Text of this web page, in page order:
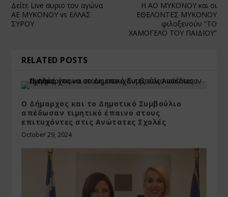
Δείτε Live αυριο τον αγώνα
ΑΕ ΜΥΚΟΝΟΥ vs ΕΛΛΑΣ
ΣΥΡΟΥ
Η ΑΟ ΜΥΚΟΝΟΥ και οι
ΕΘΕΛΟΝΤΕΣ ΜΥΚΟΝΟΥ
φιλοξενούν “ΤΟ
ΧΑΜΟΓΕΛΟ ΤΟΥ ΠΑΙΔΙΟΥ”
RELATED POSTS
Ο Δήμαρχος και το Δημοτικό Συμβούλιο
απέδωσαν τιμητικό έπαινο στους
επιτυχόντες στις Ανώτατες Σχολές
October 29, 2024